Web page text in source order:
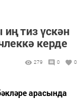
тиз үскән
керде
279 0 0
арасында